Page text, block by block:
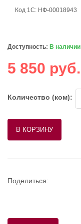
Код 1С: НФ-00018943
Доступность: В наличии
5 850 руб.
Количество (ком):
Поделиться: